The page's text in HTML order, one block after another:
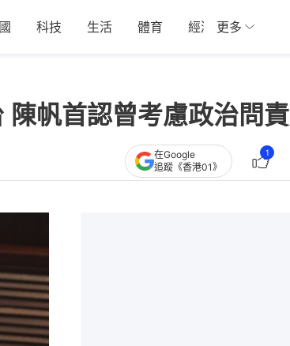
科技 生活 體育 經濟 01深圳
更多
帆首認曾考慮政治問責
在Google
追蹤《香港01》
1